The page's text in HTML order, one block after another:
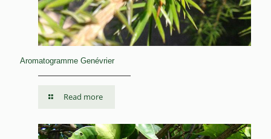
Aromatogramme Genévrier
Read more